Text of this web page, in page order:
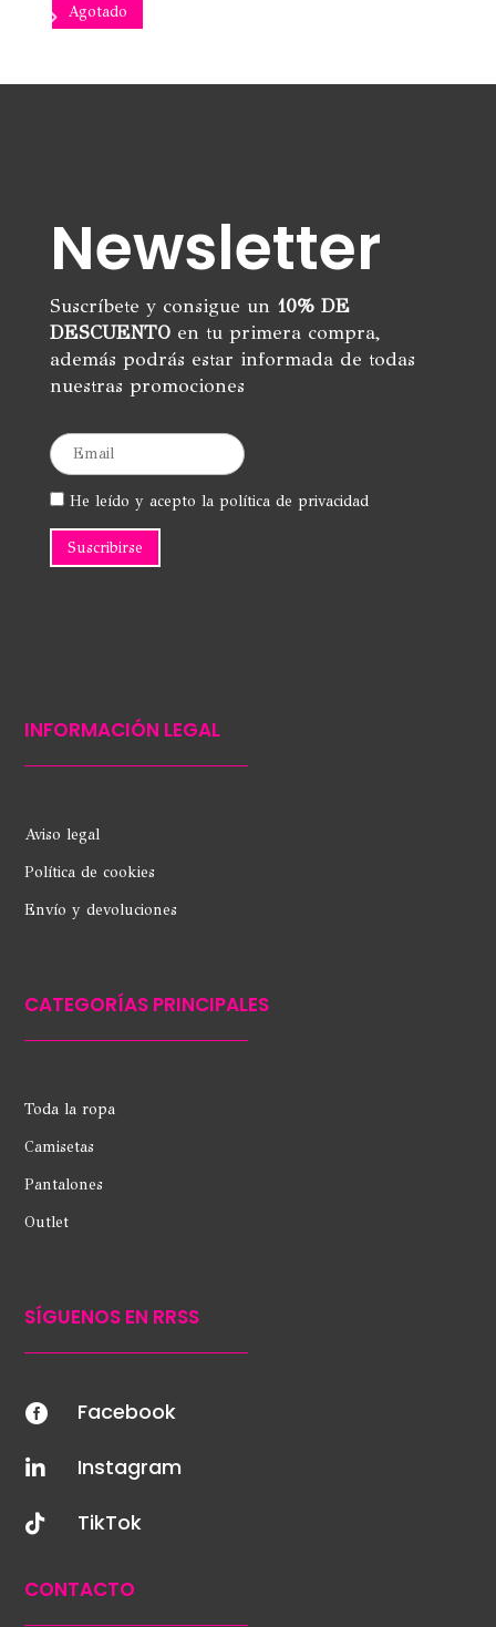
Agotado
variantes.
en
la
de
producto
Newsletter
Suscríbete y consigue un 10% DE
DESCUENTOen tu primera compra,
además podrás estar informada de todas
nuestras promociones
He leído y acepto la política de privacidad
INFORMACIÓN LEGAL
Aviso legal
Política de cookies
Envío y devoluciones
CATEGORÍAS PRINCIPALES
Toda la ropa
Camisetas
Pantalones
Outlet
SÍGUENOS EN RRSS
 Facebook
 Instagram
 TikTok
CONTACTO